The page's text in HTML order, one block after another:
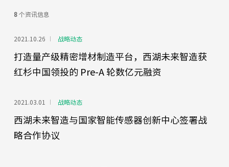
8个资讯信息
2021.10.26 战略动态
打造量产级精密增材制造平台，西湖未来智造获
红杉中国领投的 Pre-A 轮数亿元融资
2021.03.01 战略动态
西湖未来智造与国家智能传感器创新中心签署战
略合作协议